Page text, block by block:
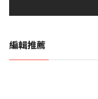
編輯推薦